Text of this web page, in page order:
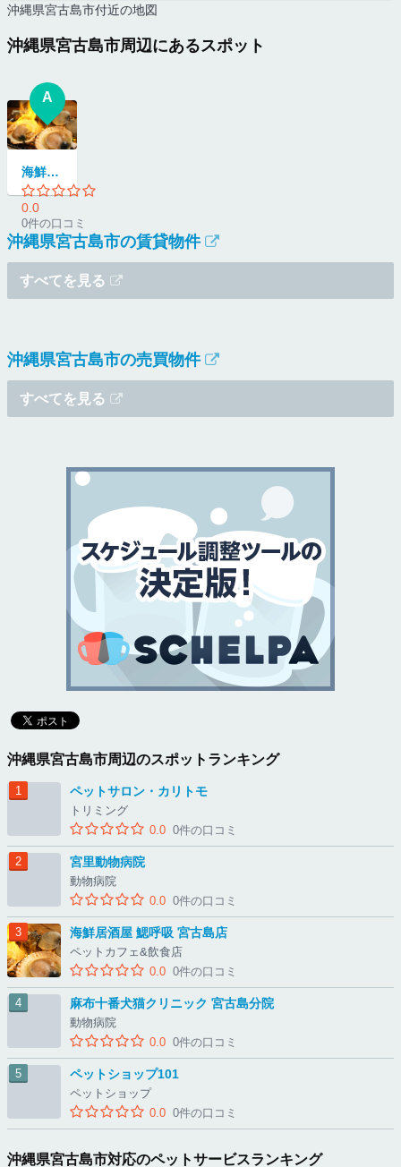
沖縄県宮古島市付近の地図
沖縄県宮古島市周辺にあるスポット
A
海鮮居酒屋 鰓呼吸 宮古島店
0.0
0件の口コミ
沖縄県宮古島市の賃貸物件
すべてを見る
沖縄県宮古島市の売買物件
すべてを見る
沖縄県宮古島市周辺のスポットランキング
ペットサロン・カリトモ
トリミング
0.0 0件の口コミ
宮里動物病院
動物病院
0.0 0件の口コミ
海鮮居酒屋 鰓呼吸 宮古島店
ペットカフェ&飲食店
0.0 0件の口コミ
麻布十番犬猫クリニック 宮古島分院
動物病院
0.0 0件の口コミ
ペットショップ101
ペットショップ
0.0 0件の口コミ
沖縄県宮古島市対応のペットサービスランキング